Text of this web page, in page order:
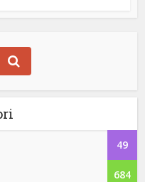
49
684